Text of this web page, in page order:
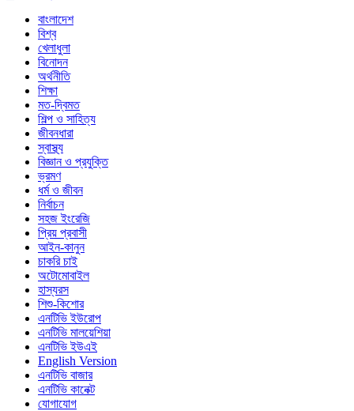
বাংলাদেশ
বিশ্ব
খেলাধুলা
বিনোদন
অর্থনীতি
শিক্ষা
মত-দ্বিমত
শিল্প ও সাহিত্য
জীবনধারা
স্বাস্থ্য
বিজ্ঞান ও প্রযুক্তি
ভ্রমণ
ধর্ম ও জীবন
নির্বাচন
সহজ ইংরেজি
প্রিয় প্রবাসী
আইন-কানুন
চাকরি চাই
অটোমোবাইল
হাস্যরস
শিশু-কিশোর
এনটিভি ইউরোপ
এনটিভি মালয়েশিয়া
এনটিভি ইউএই
English Version
এনটিভি বাজার
এনটিভি কানেক্ট
যোগাযোগ